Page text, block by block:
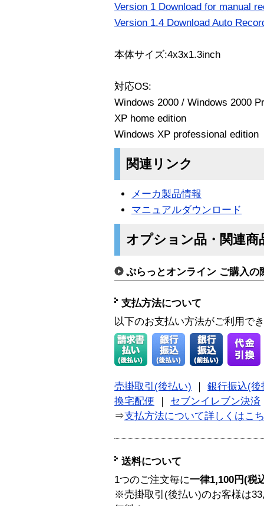
Version 1 Download for manual
Version 1.4 Download Auto
本体サイズ:4x3x1.3inch
対応OS:
Windows 2000 / Windows 2000
XP home edition
Windows XP professional edition
関連リンク
メーカ製品情報
マニュアルダウンロード
オプション品・関連商
ぷらっとオンライン ご購入の
支払方法について
以下のお支払い方法がご利用で
売掛取引(後払い)
銀行振込(後
換宅配便
セブンイレブン決済
⇒支払方法について詳しくはこ
送料について
1つのご注文毎に一律1,100円(税
※売掛取引(後払い)のお客様は